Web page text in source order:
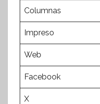
Columnas
Impreso
Web
Facebook
X